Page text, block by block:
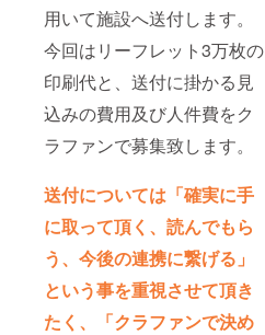
用いて施設へ送付します。
今回はリーフレット3万枚の
印刷代と、送付に掛かる見
込みの費用及び人件費をク
ラファンで募集致します。
送付については「確実に手
に取って頂く、読んでもら
う、今後の連携に繋げる」
という事を重視させて頂き
たく、「クラファンで決め